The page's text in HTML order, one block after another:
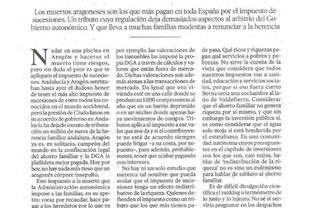
grande